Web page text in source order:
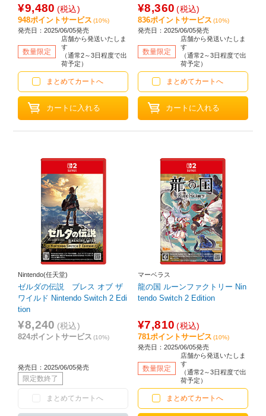
¥9,480 (税込)
948ポイントサービス (10%)
発売日：2025/06/05発売
数量限定
店舗から発送いたしま
す
（通常2～3日程度で出
荷予定）
まとめてカートへ
¥8,360 (税込)
836ポイントサービス (10%)
発売日：2025/06/05発売
数量限定
店舗から発送いたしま
す
（通常2～3日程度で出
荷予定）
まとめてカートへ
Nintendo(任天堂)
ゼルダの伝説 ブレス オブ ザ
ワイルド Nintendo Switch 2 Edi
tion
¥8,240 (税込)
824ポイントサービス (10%)
発売日：2025/06/05発売
限定数終了
まとめてカートへ
マーベラス
龍の国 ルーンファクトリー Nin
tendo Switch 2 Edition
¥7,810 (税込)
781ポイントサービス (10%)
発売日：2025/06/05発売
数量限定
店舗から発送いたしま
す
（通常2～3日程度で出
荷予定）
まとめてカートへ